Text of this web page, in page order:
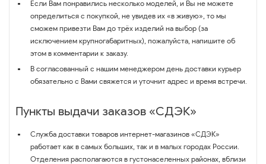
Если Вам понравились несколько моделей, и Вы не можете
определиться с покупкой, не увидев их «в живую», то мы
сможем привезти Вам до трёх изделий на выбор (за
исключением крупногабаритных), пожалуйста, напишите об
этом в комментарии к заказу.
В согласованный с нашим менеджером день доставки курьер
обязательно с Вами свяжется и уточнит адрес и время встречи.
Пункты выдачи заказов «СДЭК»
Служба доставки товаров интернет-магазинов «СДЭК»
работает как в самых больших, так и в малых городах России.
Отделения располагаются в густонаселенных районах, вблизи